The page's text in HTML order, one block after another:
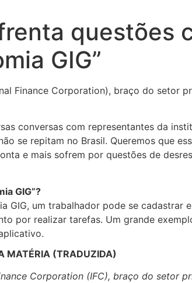
questões
GIG”
Finance Corporation), braço do setor
conversas com representantes da
se repitam no Brasil. Queremos que
e mais sofrem por questões de
GIG”?
GIG, um trabalhador pode se
por realizar tarefas. Um grande
MATÉRIA (TRADUZIDA)
Corporation (IFC), braço do setor